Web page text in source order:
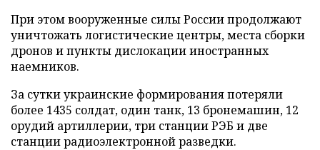
При этом вооруженные силы России продолжают
уничтожать логистические центры, места сборки
дронов и пункты дислокации иностранных
наемников.
За сутки украинские формирования потеряли
более 1435 солдат, один танк, 13 бронемашин, 12
орудий артиллерии, три станции РЭБ и две
станции радиоэлектронной разведки.